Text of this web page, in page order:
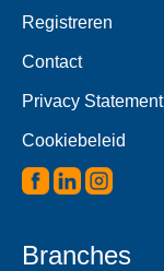
Registreren
Contact
Privacy Statement
Cookiebeleid
Branches